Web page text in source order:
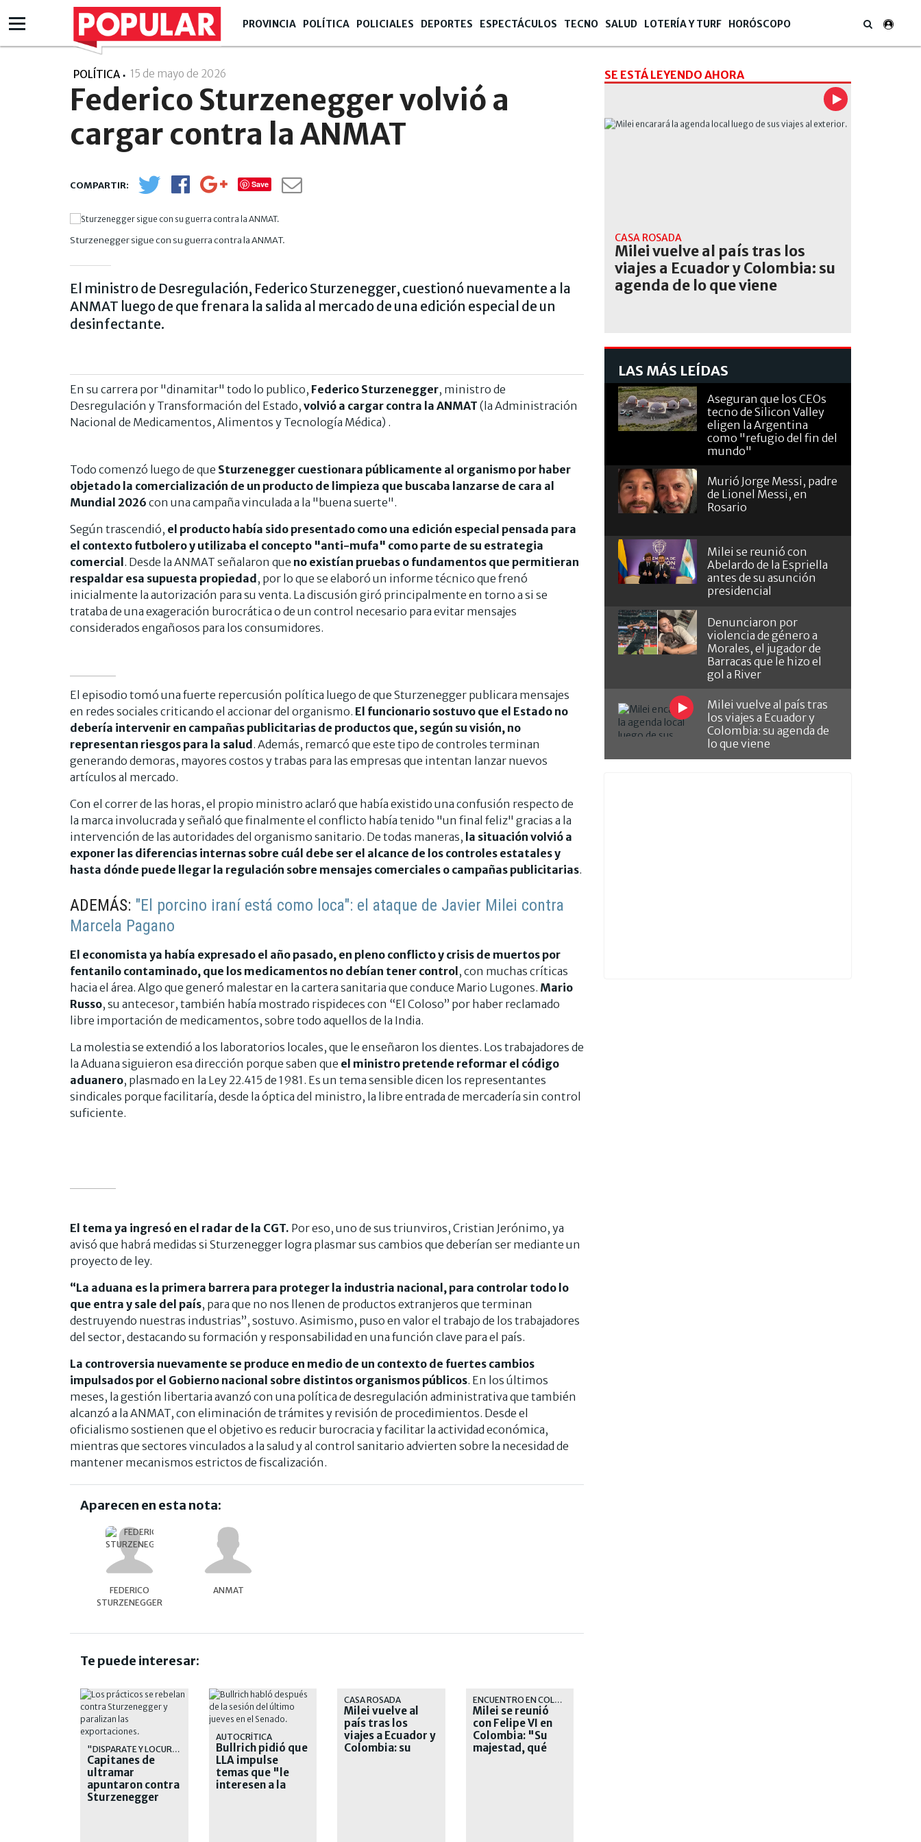
PROVINCIA POLÍTICA POLICIALES DEPORTES ESPECTÁCULOS TECNO SALUD LOTERÍA Y TURF HORÓSCOPO
POLÍTICA 15 de mayo de 2026
Federico Sturzenegger volvió a
cargar contra la ANMAT
Save
Sturzenegger sigue con su guerra contra la ANMAT.
El ministro de Desregulación, Federico Sturzenegger, cuestionó nuevamente a la
ANMAT luego de que frenara la salida al mercado de una edición especial de un
desinfectante.
En su carrera por "dinamitar" todo lo publico, Federico Sturzenegger, ministro de
Desregulación y Transformación del Estado, volvió a cargar contra la ANMAT (la Administración
Nacional de Medicamentos, Alimentos y Tecnología Médica) .
Todo comenzó luego de que Sturzenegger cuestionara públicamente al organismo por haber
objetado la comercialización de un producto de limpieza que buscaba lanzarse de cara al
Mundial 2026 con una campaña vinculada a la "buena suerte".
Según trascendió, el producto había sido presentado como una edición especial pensada para
el contexto futbolero y utilizaba el concepto "anti-mufa" como parte de su estrategia
comercial. Desde la ANMAT señalaron que no existían pruebas o fundamentos que permitieran
respaldar esa supuesta propiedad, por lo que se elaboró un informe técnico que frenó
inicialmente la autorización para su venta. La discusión giró principalmente en torno a si se
trataba de una exageración burocrática o de un control necesario para evitar mensajes
considerados engañosos para los consumidores.
El episodio tomó una fuerte repercusión política luego de que Sturzenegger publicara mensajes
en redes sociales criticando el accionar del organismo. El funcionario sostuvo que el Estado no
debería intervenir en campañas publicitarias de productos que, según su visión, no
representan riesgos para la salud. Además, remarcó que este tipo de controles terminan
generando demoras, mayores costos y trabas para las empresas que intentan lanzar nuevos
artículos al mercado.
Con el correr de las horas, el propio ministro aclaró que había existido una confusión respecto de
la marca involucrada y señaló que finalmente el conflicto había tenido "un final feliz" gracias a la
intervención de las autoridades del organismo sanitario. De todas maneras, la situación volvió a
exponer las diferencias internas sobre cuál debe ser el alcance de los controles estatales y
hasta dónde puede llegar la regulación sobre mensajes comerciales o campañas publicitarias.
ADEMÁS: "El porcino iraní está como loca": el ataque de Javier Milei contra
Marcela Pagano
El economista ya había expresado el año pasado, en pleno conflicto y crisis de muertos por
fentanilo contaminado, que los medicamentos no debían tener control, con muchas críticas
hacia el área. Algo que generó malestar en la cartera sanitaria que conduce Mario Lugones. Mario
Russo, su antecesor, también había mostrado rispideces con “El Coloso” por haber reclamado
libre importación de medicamentos, sobre todo aquellos de la India.
La molestia se extendió a los laboratorios locales, que le enseñaron los dientes. Los trabajadores de
la Aduana siguieron esa dirección porque saben que el ministro pretende reformar el código
aduanero, plasmado en la Ley 22.415 de 1981. Es un tema sensible dicen los representantes
sindicales porque facilitaría, desde la óptica del ministro, la libre entrada de mercadería sin control
suficiente.
El tema ya ingresó en el radar de la CGT. Por eso, uno de sus triunviros, Cristian Jerónimo, ya
avisó que habrá medidas si Sturzenegger logra plasmar sus cambios que deberían ser mediante un
proyecto de ley.
“La aduana es la primera barrera para proteger la industria nacional, para controlar todo lo
que entra y sale del país, para que no nos llenen de productos extranjeros que terminan
destruyendo nuestras industrias”, sostuvo. Asimismo, puso en valor el trabajo de los trabajadores
del sector, destacando su formación y responsabilidad en una función clave para el país.
La controversia nuevamente se produce en medio de un contexto de fuertes cambios
impulsados por el Gobierno nacional sobre distintos organismos públicos. En los últimos
meses, la gestión libertaria avanzó con una política de desregulación administrativa que también
alcanzó a la ANMAT, con eliminación de trámites y revisión de procedimientos. Desde el
oficialismo sostienen que el objetivo es reducir burocracia y facilitar la actividad económica,
mientras que sectores vinculados a la salud y al control sanitario advierten sobre la necesidad de
mantener mecanismos estrictos de fiscalización.
Aparecen en esta nota:
FEDERICO
STURZENEGGER
ANMAT
Te puede interesar:
"DISPARATE Y LOCURA"
Capitanes de
ultramar
apuntaron contra
Sturzenegger
AUTOCRÍTICA
Bullrich pidió que
LLA impulse
temas que "le
interesen a la
CASA ROSADA
Milei vuelve al
país tras los
viajes a Ecuador y
Colombia: su
ENCUENTRO EN COLOMBIA
Milei se reunió
con Felipe VI en
Colombia: "Su
majestad, qué
SE ESTÁ LEYENDO AHORA
CASA ROSADA
Milei vuelve al país tras los
viajes a Ecuador y Colombia: su
agenda de lo que viene
LAS MÁS LEÍDAS
Aseguran que los CEOs
tecno de Silicon Valley
eligen la Argentina
como "refugio del fin del
mundo"
Murió Jorge Messi, padre
de Lionel Messi, en
Rosario
Milei se reunió con
Abelardo de la Espriella
antes de su asunción
presidencial
Denunciaron por
violencia de género a
Morales, el jugador de
Barracas que le hizo el
gol a River
Milei vuelve al país tras
los viajes a Ecuador y
Colombia: su agenda de
lo que viene